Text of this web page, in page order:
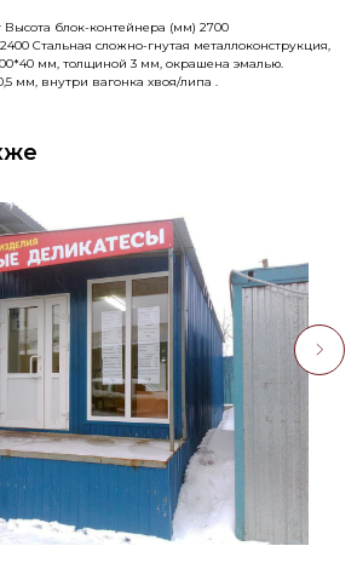
Высота блок-контейнера (мм) 2700
Стальная сложно-гнутая металлоконструкция,
мм, толщиной 3 мм, окрашена эмалью.
мм, внутри вагонка хвоя/липа .